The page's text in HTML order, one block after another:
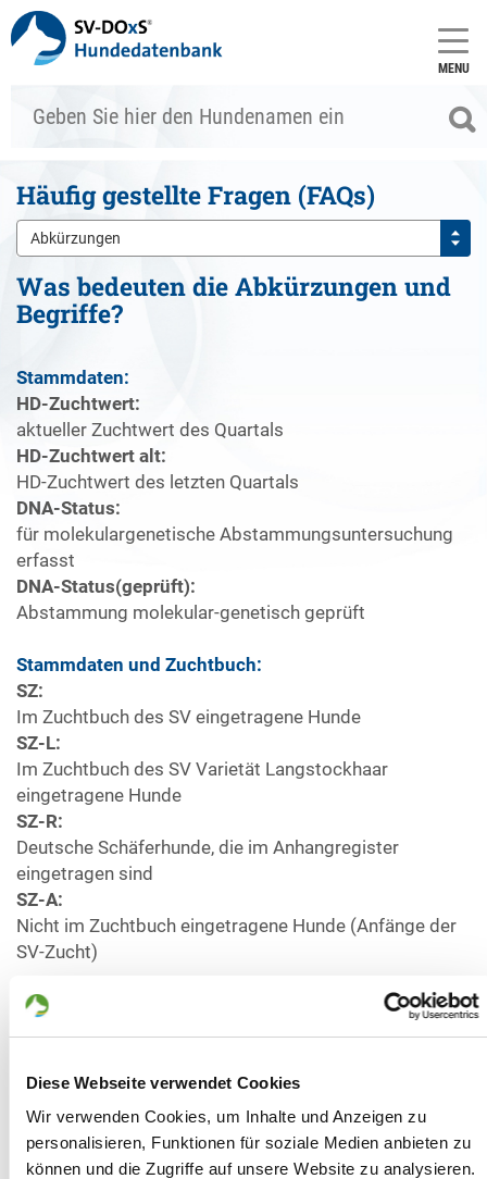
Diese Webseite verwendet Cookies
Wir verwenden Cookies, um Inhalte und Anzeigen zu
personalisieren, Funktionen für soziale Medien anbieten zu
können und die Zugriffe auf unsere Website zu analysieren.
MENU
Häufig gestellte Fragen (FAQs)
Abkürzungen
Was bedeuten die Abkürzungen und
Begriffe?
Stammdaten:
HD-Zuchtwert:
aktueller Zuchtwert des Quartals
HD-Zuchtwert alt:
HD-Zuchtwert des letzten Quartals
DNA-Status:
für molekulargenetische Abstammungsuntersuchung
erfasst
DNA-Status(geprüft):
Abstammung molekular-genetisch geprüft
Stammdaten und Zuchtbuch:
SZ:
Im Zuchtbuch des SV eingetragene Hunde
SZ-L:
Im Zuchtbuch des SV Varietät Langstockhaar
eingetragene Hunde
SZ-R:
Deutsche Schäferhunde, die im Anhangregister
eingetragen sind
SZ-A:
Nicht im Zuchtbuch eingetragene Hunde (Anfänge der
SV-Zucht)
Würfe und Nachkommen:
Hü ges:
Anzahl der Hündinnen des Wurfes
ZB-Nr.:
Zuchtbuchnummer des Hundes